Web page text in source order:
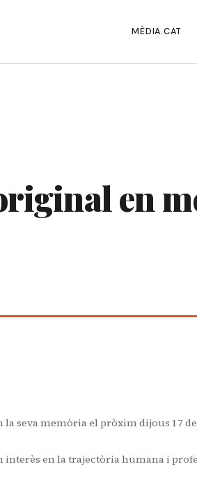
MÈDIA.CAT
en
seva memòria el pròxim dijous 17
interès en la trajectòria humana i